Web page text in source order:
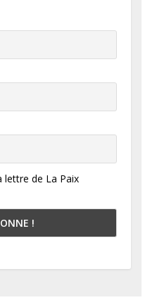
lettre de La Paix